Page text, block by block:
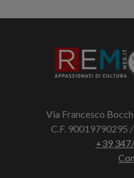
Via Francesco
C.F. 90019790295
+39